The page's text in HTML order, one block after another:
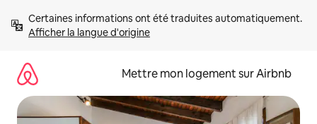
directement
Afficher la langue d'origine
Mettre mon logement sur Airbnb